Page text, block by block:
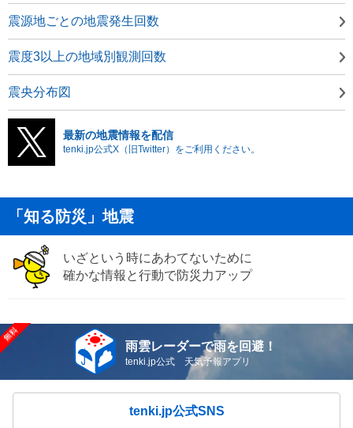
震源地ごとの地震発生回数
震度3以上の地域別観測回数
震央分布図
最新の地震情報を配信
tenki.jp公式X（旧Twitter）をご利用ください。
「知る防災」地震
いざという時にあわてないために
確かな情報と行動で防災力アップ
雨雲レーダーで雨を回避！
tenki.jp公式 天気予報アプリ
tenki.jp公式SNS